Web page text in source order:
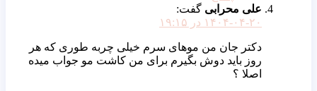
علی محرابی گفت:
۱۴۰۴-۰۴-۲۰ در ۱۹:۱۵
دکتر جان من موهای سرم خیلی چربه طوری که هر
روز باید دوش بگیرم برای من کاشت مو جواب میده
اصلا ؟